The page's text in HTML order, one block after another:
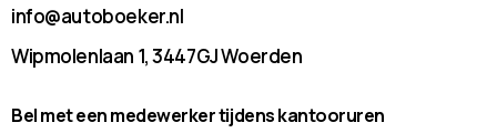
info@autoboeker.nl
Wipmolenlaan 1, 3447GJ Woerden
Bel met een medewerker tijdens kantooruren